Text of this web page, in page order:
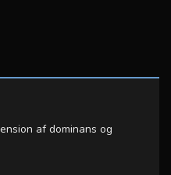
af dominans og